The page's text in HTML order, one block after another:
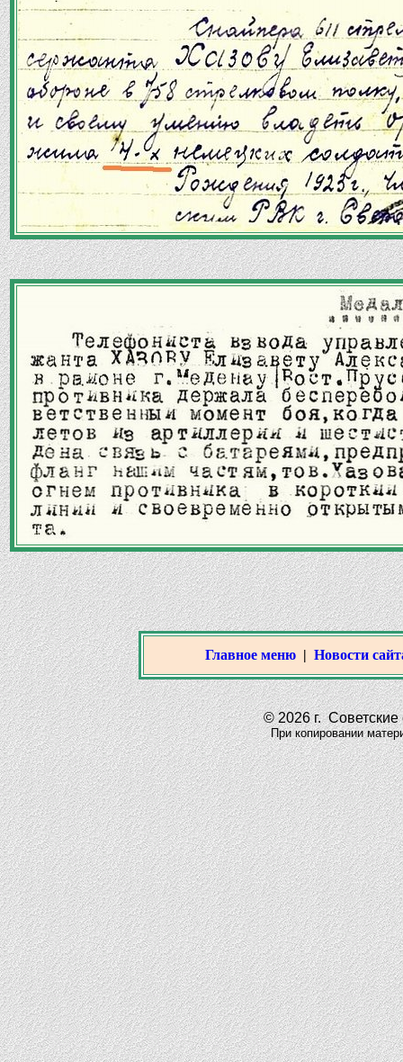
Главное меню | Новости
© 2026 г. Советские
При копировании